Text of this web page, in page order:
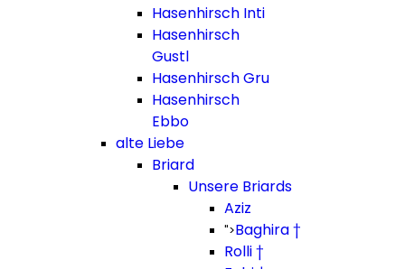
Hasenhirsch Inti
Hasenhirsch
Gustl
Hasenhirsch Gru
Hasenhirsch
Ebbo
alte Liebe
Briard
Unsere Briards
Aziz
">Baghira †
Rolli †